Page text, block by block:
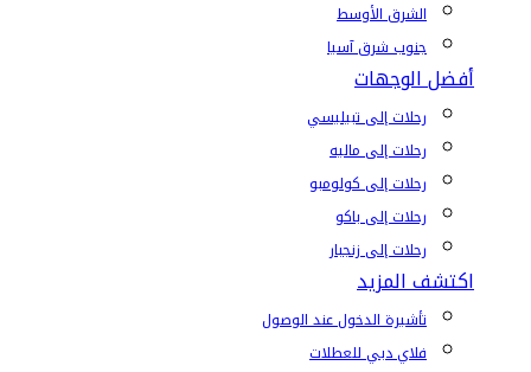
الشرق الأوسط
جنوب شرق آسيا
أفضل الوجهات
رحلات إلى تبيليسي
رحلات إلى ماليه
رحلات إلى كولومبو
رحلات إلى باكو
رحلات إلى زنجبار
اكتشف المزيد
تأشيرة الدخول عند الوصول
فلاي دبي للعطلات